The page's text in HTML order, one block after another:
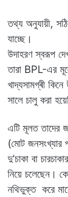
তথ্য অনুযায়ী,
যাচ্ছে।
উদাহরণ স্বরূপ
তারা BPL-এর
খাদ্যসামগ্ৰী
সালে চালু করা
এটি মূলত তাদের
(মোট জনসংখ্যার
দু’চাকা বা
নিয়ে চলেছেন।
নথিভুক্ত করে